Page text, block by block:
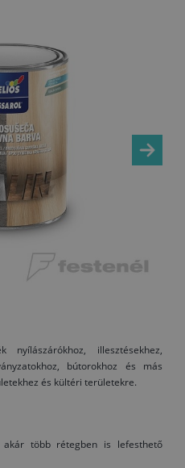
nyílászárókhoz, illesztésekhez,
bútorokhoz és más
és kültéri területekre.
több rétegben is lefesthető